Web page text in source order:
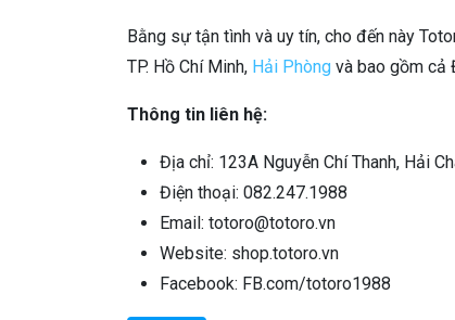
Bằng sự tận tình và uy tín, cho đến này
TP. Hồ Chí Minh, Hải Phòng và bao gồm cả
Thông tin liên hệ:
Địa chỉ: 123A Nguyễn Chí Thanh, Hải
Điện thoại: 082.247.1988
Email: totoro@totoro.vn
Website: shop.totoro.vn
Facebook: FB.com/totoro1988